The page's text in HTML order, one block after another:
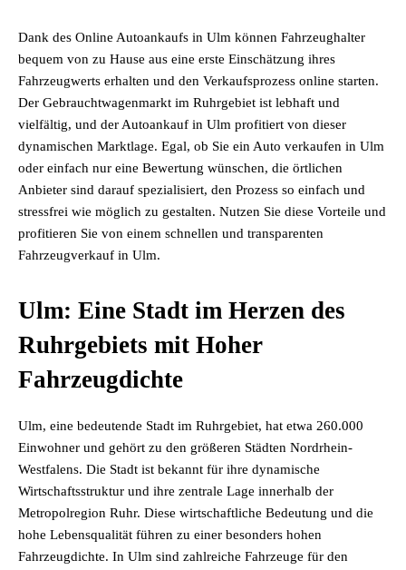
Dank des Online Autoankaufs in Ulm können Fahrzeughalter
bequem von zu Hause aus eine erste Einschätzung ihres
Fahrzeugwerts erhalten und den Verkaufsprozess online starten.
Der Gebrauchtwagenmarkt im Ruhrgebiet ist lebhaft und
vielfältig, und der Autoankauf in Ulm profitiert von dieser
dynamischen Marktlage. Egal, ob Sie ein Auto verkaufen in Ulm
oder einfach nur eine Bewertung wünschen, die örtlichen
Anbieter sind darauf spezialisiert, den Prozess so einfach und
stressfrei wie möglich zu gestalten. Nutzen Sie diese Vorteile und
profitieren Sie von einem schnellen und transparenten
Fahrzeugverkauf in Ulm.
Ulm: Eine Stadt im Herzen des
Ruhrgebiets mit Hoher
Fahrzeugdichte
Ulm, eine bedeutende Stadt im Ruhrgebiet, hat etwa 260.000
Einwohner und gehört zu den größeren Städten Nordrhein-
Westfalens. Die Stadt ist bekannt für ihre dynamische
Wirtschaftsstruktur und ihre zentrale Lage innerhalb der
Metropolregion Ruhr. Diese wirtschaftliche Bedeutung und die
hohe Lebensqualität führen zu einer besonders hohen
Fahrzeugdichte. In Ulm sind zahlreiche Fahrzeuge für den